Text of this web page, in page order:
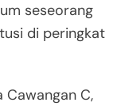
seseorang
di peringkat
Cawangan C,